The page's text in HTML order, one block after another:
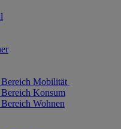
Mobilität
Konsum
Wohnen